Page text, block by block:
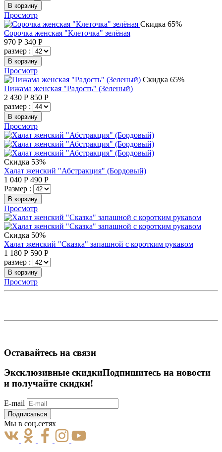
В корзину
Просмотр
Скидка 65%
Сорочка женская "Клеточка" зелёная
970 Р 340 Р
размер :
В корзину
Просмотр
Скидка 65%
Пижама женская "Радость" (Зеленый)
2 430 Р 850 Р
размер :
В корзину
Просмотр
Скидка 53%
Халат женский "Абстракция" (Бордовый)
1 040 Р 490 Р
Размер :
В корзину
Просмотр
Скидка 50%
Халат женский "Сказка" запашной с коротким рукавом
1 180 Р 590 Р
размер :
В корзину
Просмотр
Оставайтесь на связи
Эксклюзивные скидкиПодпишитесь на новости
и получайте скидки!
E-mail
Подписаться
Мы в соц.сетях